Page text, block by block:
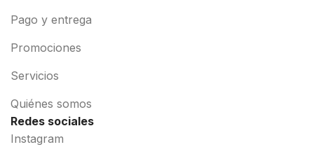
Pago y entrega
Promociones
Servicios
Quiénes somos
Redes sociales
Instagram